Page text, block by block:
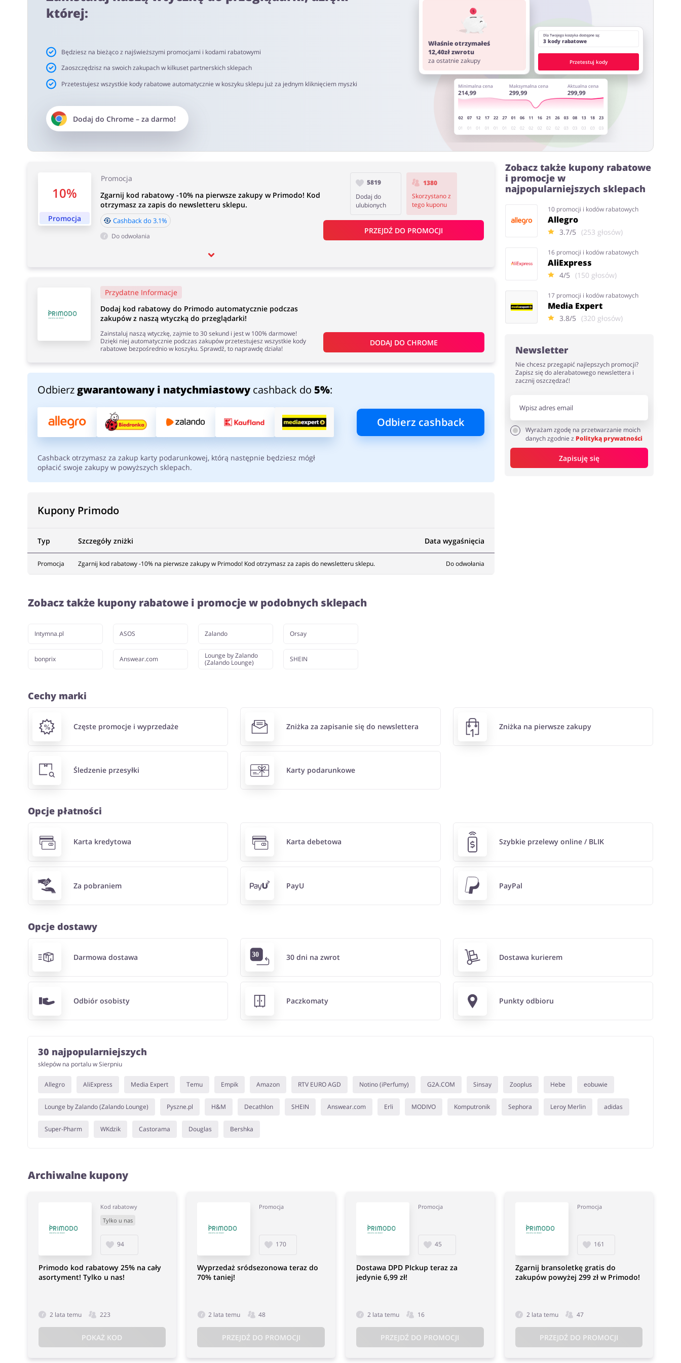
netto. Rekomendujemy korzystanie z wtyczki alerabat.com. Pamiętaj aby przed zakupem wyłączyć AdBlock oraz aby nie korzystać z innych stron lub rozszerzeń do przeglądarki
oferujących kody rabatowe lub cashback.
Czas akceptacji cashback:
Średni czas akceptacji Cashback w Primodo wynosi od 40 do 90 dni.
której:
Będziesz na bieżąco z najświeższymi promocjami i kodami rabatowymi
Zaoszczędzisz na swoich zakupach w kilkuset partnerskich sklepach
Przetestujesz wszystkie kody rabatowe automatycznie w koszyku sklepu już za jednym kliknięciem myszki
Dodaj do Chrome– za darmo!
Właśnie otrzymałeś
12,40zł zwrotu
za ostatnie zakupy
Dla Twojego koszyka dostępne są:
3 kody rabatowe
Przetestuj kody
10%
Promocja
Promocja
Zgarnij kod rabatowy -10% na pierwsze zakupy w Primodo! Kod
otrzymasz za zapis do newsletteru sklepu.
Cashback do 3.1%
Do odwołania
5819
Dodaj do
ulubionych
1380
Skorzystano z
tego kuponu
PRZEJDŹ DO PROMOCJI
Przydatne Informacje
Dodaj kod rabatowy do Primodo automatycznie podczas
zakupów z naszą wtyczką do przeglądarki!
Zainstaluj naszą wtyczkę, zajmie to 30 sekund i jest w 100% darmowe!
Dzięki niej automatycznie podczas zakupów przetestujesz wszystkie kody
rabatowe bezpośrednio w koszyku. Sprawdź, to naprawdę działa!
DODAJ DO CHROME
Odbierz gwarantowany i natychmiastowycashback do 5%:
Odbierz cashback
Cashback otrzymasz za zakup karty podarunkowej, którą następnie będziesz mógł
opłacić swoje zakupy w powyższych sklepach.
Kupony Primodo
Typ Szczegóły zniżki Data wygaśnięcia
Promocja Zgarnij kod rabatowy -10% na pierwsze zakupy w Primodo! Kod otrzymasz za zapis do newsletteru sklepu. Do odwołania
Zobacz także kupony rabatowe i promocje w podobnych sklepach
Intymna.pl
bonprix
ASOS
Answear.com
Zalando
Lounge by Zalando
(Zalando Lounge)
Orsay
SHEIN
Zobacz także kupony rabatowe
i promocje w
najpopularniejszych sklepach
10 promocji i kodów rabatowych
Allegro
3.7/5 (253 głosów)
16 promocji i kodów rabatowych
AliExpress
4/5 (150 głosów)
17 promocji i kodów rabatowych
Media Expert
3.8/5 (320 głosów)
Newsletter
Nie chcesz przegapić najlepszych promocji?
Zapisz się do alerabatowego newslettera i
zacznij oszczędzać!
Wyrażam zgodę na przetwarzanie moich
danych zgodnie z Polityką prywatności
Zapisuję się
Cechy marki
Częste promocje i wyprzedaże Zniżka za zapisanie się do newslettera Zniżka na pierwsze zakupy
Śledzenie przesyłki Karty podarunkowe
Opcje płatności
Karta kredytowa Karta debetowa Szybkie przelewy online / BLIK
Za pobraniem PayU PayPal
Opcje dostawy
Darmowa dostawa 30 dni na zwrot Dostawa kurierem
Odbiór osobisty Paczkomaty Punkty odbioru
30 najpopularniejszych
sklepów na portalu w Sierpniu
Allegro AliExpress Media Expert Temu Empik Amazon RTV EURO AGD Notino (iPerfumy) G2A.COM Sinsay Zooplus Hebe eobuwie
Lounge by Zalando (Zalando Lounge) Pyszne.pl H&M Decathlon SHEIN Answear.com Erli MODIVO Komputronik Sephora Leroy Merlin adidas
Super-Pharm WKdzik Castorama Douglas Bershka
Archiwalne kupony
Kod rabatowy
Tylko u nas
94
Primodo kod rabatowy 25% na cały
asortyment! Tylko u nas!
2 lata temu 223
POKAŻ KOD
Promocja
170
Wyprzedaż sródsezonowa teraz do
70% taniej!
2 lata temu 48
PRZEJDŹ DO PROMOCJI
Promocja
45
Dostawa DPD PIckup teraz za
jedynie 6,99 zł!
2 lata temu 16
PRZEJDŹ DO PROMOCJI
Promocja
161
Zgarnij bransoletkę gratis do
zakupów powyżej 299 zł w Primodo!
2 lata temu 47
PRZEJDŹ DO PROMOCJI